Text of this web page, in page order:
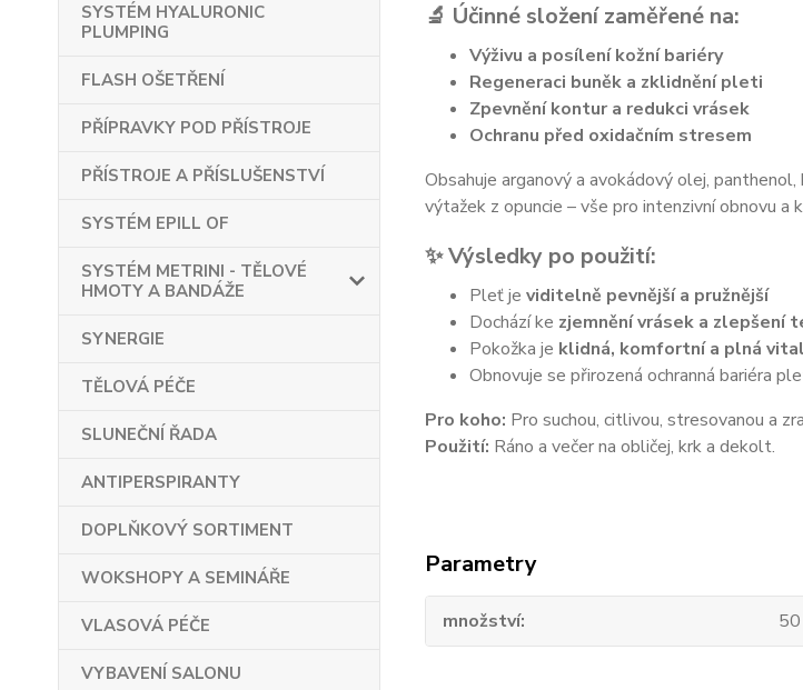
SYSTÉM HYALURONIC
PLUMPING
FLASH OŠETŘENÍ
PŘÍPRAVKY POD PŘÍSTROJE
PŘÍSTROJE A PŘÍSLUŠENSTVÍ
SYSTÉM EPILL OF
SYSTÉM METRINI - TĚLOVÉ
HMOTY A BANDÁŽE
SYNERGIE
TĚLOVÁ PÉČE
SLUNEČNÍ ŘADA
ANTIPERSPIRANTY
DOPLŇKOVÝ SORTIMENT
WOKSHOPY A SEMINÁŘE
VLASOVÁ PÉČE
VYBAVENÍ SALONU
🔬 Účinné složení zaměřené na:
Výživu a posílení kožní bariéry
Regeneraci buněk a zklidnění pleti
Zpevnění kontur a redukci vrásek
Ochranu před oxidačním stresem
Obsahuje arganový a avokádový olej,
výtažek z opuncie – vše pro intenzivní obnovu a
✨Výsledky po použití:
Pleť je viditelně pevnější a pružnější
Dochází ke zjemnění vrásek a zlepšení
Pokožka je klidná, komfortní a plná
Obnovuje se přirozená ochranná bariéra
Pro koho: Pro suchou, citlivou, stresovanou a
Použití: Ráno a večer na obličej, krk a dekolt.
Parametry
množství